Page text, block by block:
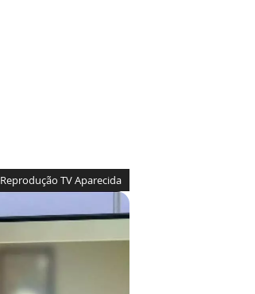
Reprodução TV Aparecida